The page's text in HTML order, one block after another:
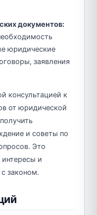
документов:
юридические
заявления
консультацией к
от юридической
и советы по
Это
и
законом.